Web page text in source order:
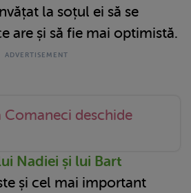
la soțul ei să se
are și să fie mai optimistă.
Comaneci deschide
Nadiei și lui Bart
și cel mai important